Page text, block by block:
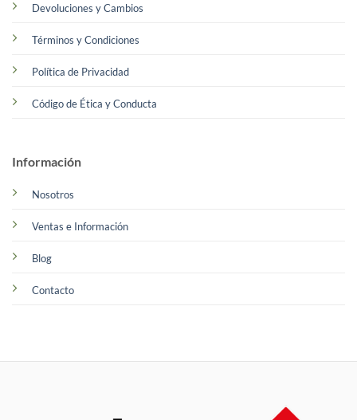
Devoluciones y Cambios
Términos y Condiciones
Política de Privacidad
Código de Ética y Conducta
Información
Nosotros
Ventas e Información
Blog
Contacto